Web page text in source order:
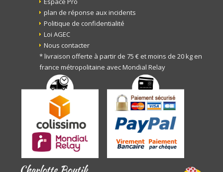
plan de réponse aux incidents
Politique de confidentialité
Loi AGEC
Nous contacter
* livraison offerte à partir de 75 € et moins de 20 kg en
france métropolitaine avec Mondial Relay